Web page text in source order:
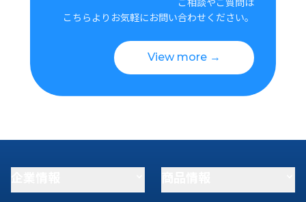
こちらよりお気軽にお問い合わせください。
View more →